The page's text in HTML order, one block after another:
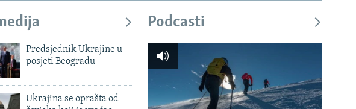
Predsjednik Ukrajine u
posjeti Beogradu
Ukrajina se oprašta od
Podcasti